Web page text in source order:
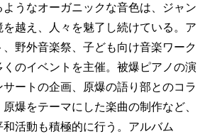
ようなオーガニックな音色は、ジャン
を越え、人々を魅了し続けている。ア
野外音楽祭、子ども向け音楽ワーク
くのイベントを主催。被爆ピアノの演
ートの企画、原爆の語り部とのコラ
爆をテーマにした楽曲の制作など、
活動も積極的に行う。アルバム